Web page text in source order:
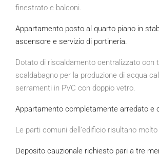
finestrato e balconi.
Appartamento posto al quarto piano in
ascensore e servizio di portineria.
Dotato di riscaldamento centralizzato con
scaldabagno per la produzione di acqua
serramenti in PVC con doppio vetro.
Appartamento completamente arredato e
Le parti comuni dell’edificio risultano
Deposito cauzionale richiesto pari a tre